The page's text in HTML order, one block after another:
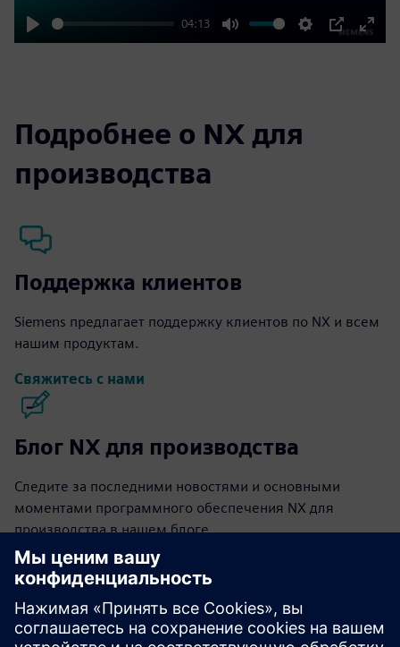
Play
04:13
Mute Settings
PIP
Enter
Подробнее о NX для
производства
Поддержка клиентов
Siemens предлагает поддержку клиентов по NX и всем
нашим продуктам.
Свяжитесь с нами
Блог NX для производства
Следите за последними новостями и основными
моментами программного обеспечения NX для
производства в нашем блоге.
Посетите блог
NX для производственного